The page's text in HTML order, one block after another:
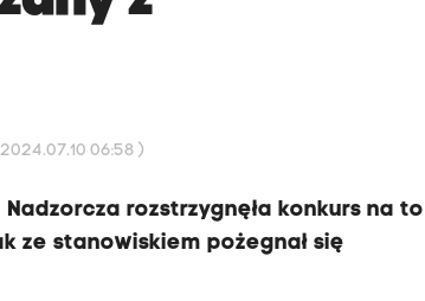
06:58 )
rozstrzygnęła konkurs na to
ze stanowiskiem pożegnał się